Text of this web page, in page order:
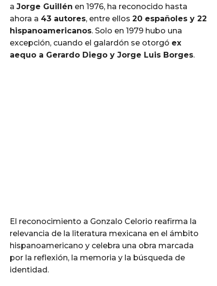
a Jorge Guillén en 1976, ha reconocido hasta
ahora a 43 autores, entre ellos 20 españoles y 22
hispanoamericanos. Solo en 1979 hubo una
excepción, cuando el galardón se otorgó ex
aequo a Gerardo Diego y Jorge Luis Borges.
El reconocimiento a Gonzalo Celorio reafirma la
relevancia de la literatura mexicana en el ámbito
hispanoamericano y celebra una obra marcada
por la reflexión, la memoria y la búsqueda de
identidad.